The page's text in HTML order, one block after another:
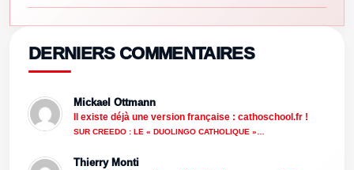
DERNIERS COMMENTAIRES
Mickael Ottmann
Il existe déjà une version française : cathoschool.fr !
SUR CREEDO : LE « DUOLINGO CATHOLIQUE »…
Thierry Monti